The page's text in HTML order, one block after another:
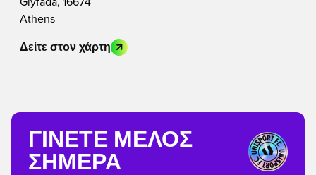
Athens
Δείτε στον χάρτη
ΓΊΝΕΤΕ ΜΈΛΟΣ
ΣΉΜΕΡΑ